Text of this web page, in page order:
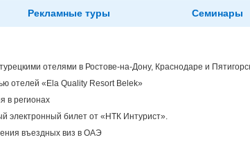
Рекламные туры Семинары
отелями в Ростове-на-Дону, Краснодаре и
отелей «Ela Quality Resort Belek»
в регионах
электронный билет от «НТК Интурист».
въездных виз в ОАЭ